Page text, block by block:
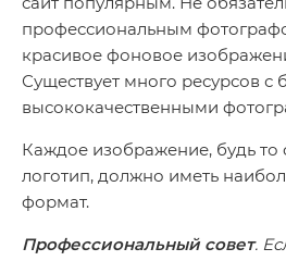
профессиональным
красивое фоновое
Существует много ресурсов с
высококачественными
Каждое изображение, будь то
логотип, должно иметь
формат.
Профессиональный совет.